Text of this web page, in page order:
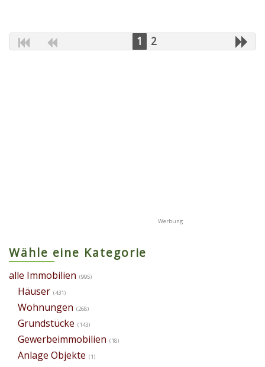
1 2
Wähle eine Kategorie
alle Immobilien (995)
Häuser (431)
Wohnungen (268)
Grundstücke (143)
Gewerbeimmobilien (18)
Anlage Objekte (1)